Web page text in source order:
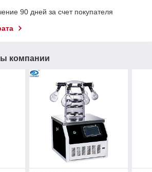
90 дней за счет покупателя
компании